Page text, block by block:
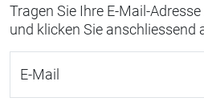
Tragen Sie Ihre E-Mail-
und klicken Sie anschliessend
E-Mail